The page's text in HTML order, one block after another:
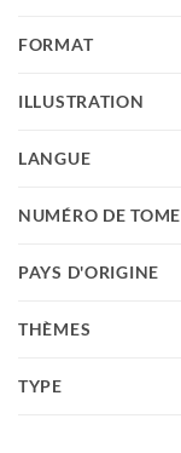
FORMAT
ILLUSTRATION
LANGUE
NUMÉRO DE TOME
PAYS D'ORIGINE
THÈMES
TYPE